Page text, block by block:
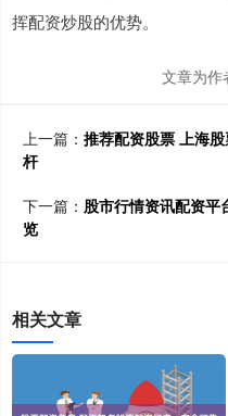
挥配资炒股的优势。
文章为作
上一篇： 推荐配资股票 上海
杆
下一篇： 股市行情资讯配资平
览
相关文章